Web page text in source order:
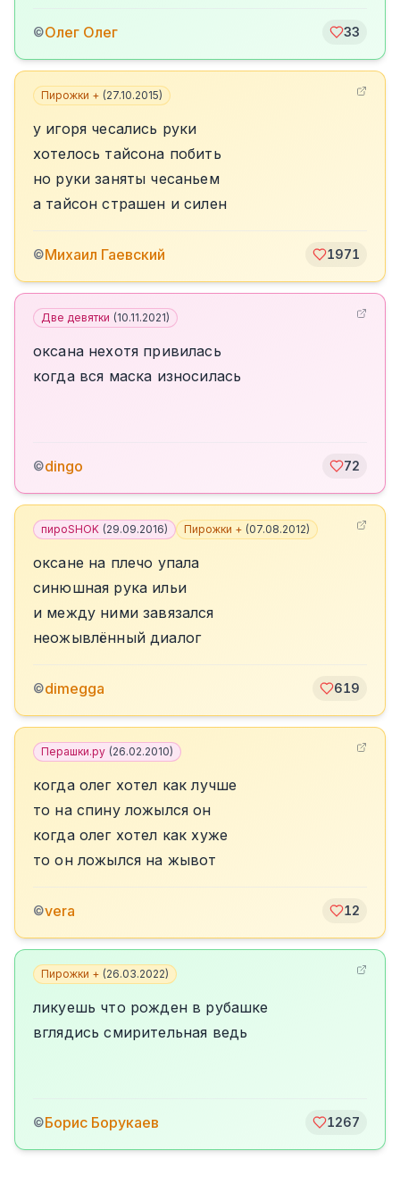
©Олег Олег 33
Пирожки + (27.10.2015)
у игоря чесались руки
хотелось тайсона побить
но руки заняты чесаньем
а тайсон страшен и силен
©Михаил Гаевский 1971
Две девятки (10.11.2021)
оксана нехотя привилась
когда вся маска износилась
©dingo 72
пироSHOK (29.09.2016) Пирожки + (07.08.2012)
оксане на плечо упала
синюшная рука ильи
и между ними завязался
неожывлённый диалог
©dimegga 619
Перашки.ру (26.02.2010)
когда олег хотел как лучше
то на спину ложылся он
когда олег хотел как хуже
то он ложылся на жывот
©vera 12
Пирожки + (26.03.2022)
ликуешь что рожден в рубашке
вглядись смирительная ведь
©Борис Борукаев 1267